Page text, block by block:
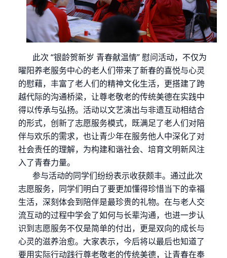
此次 “银龄贺新岁 青春献温情”慰问活动，不仅为
曜阳养老服务中心的老人们带来了新春的喜悦与心灵
的慰藉，丰富了老人们的精神文化生活，更搭建了跨
越代际的沟通桥梁，让尊老敬老的传统美德在实践中
得以传承与弘扬。活动以文艺演出与非遗互动相结合
的形式，创新了志愿服务模式，既满足了老人们对陪
伴与欢乐的需求，也让青少年在服务他人中深化了对
社会责任的理解，为构建和谐社会、培育文明新风注
入了青春力量。
参与活动的同学们纷纷表示收获颇丰。通过此次
志愿服务，同学们明白了要更加懂得珍惜当下的幸福
生活，深刻体会到陪伴是最珍贵的礼物。在与老人交
流互动的过程中学会了如何与长辈沟通，也进一步认
识到志愿服务不仅是简单的付出，更是双向的成长与
心灵的滋养治愈。大家表示，今后将以最后也知道了
要用实际行动践行尊老敬老的传统美德，让青春在奉